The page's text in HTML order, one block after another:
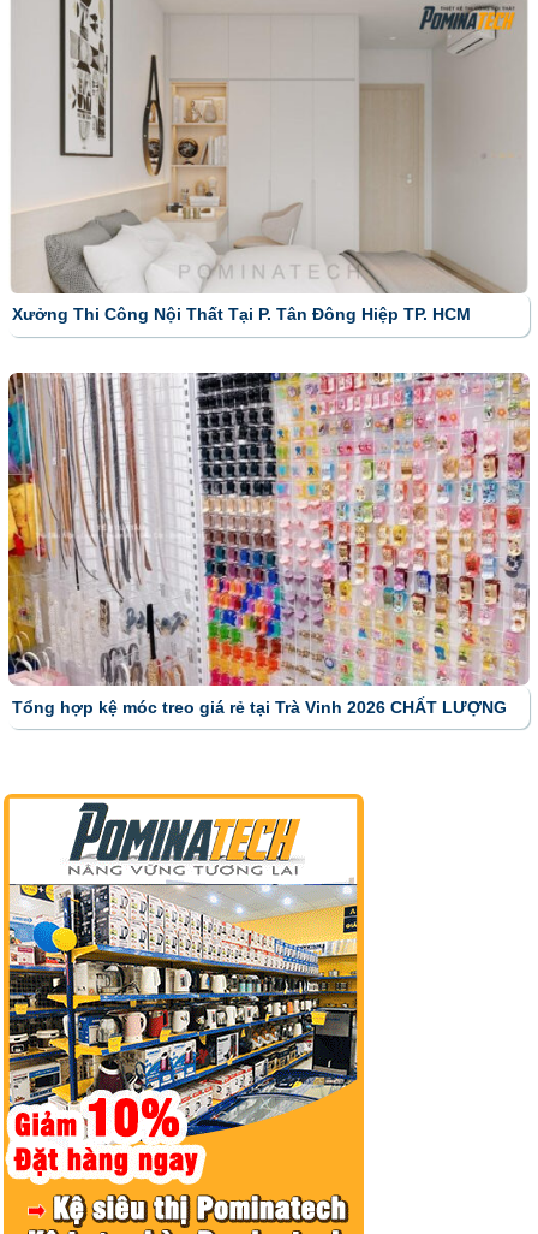
Xưởng Thi Công Nội Thất Tại P. Tân Đông Hiệp TP. HCM
Tổng hợp kệ móc treo giá rẻ tại Trà Vinh 2026 CHẤT LƯỢNG